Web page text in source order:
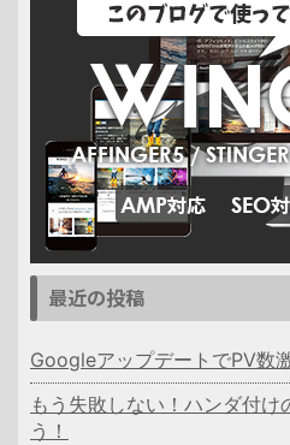
最近の投稿
GoogleアップデートでPV数
もう失敗しない！ハンダ付け
う！